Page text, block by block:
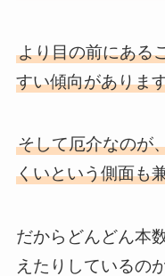
より目の前にある
すい傾向がありま
そして厄介なのが
くいという側面も
だからどんどん本
えたりしているの